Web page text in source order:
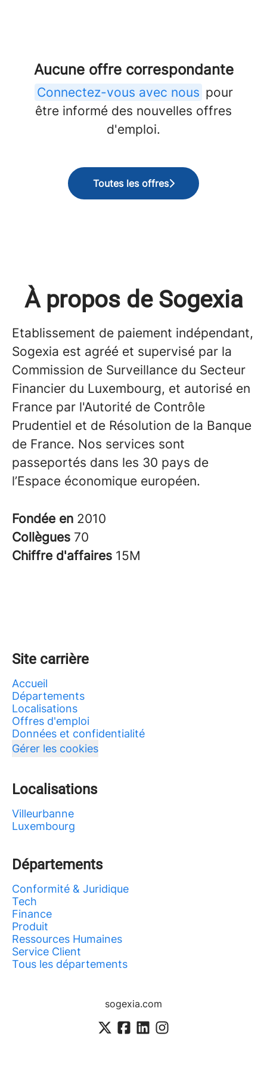
Aucune offre correspondante
Connectez-vous avec nous pour
être informé des nouvelles offres
d'emploi.
Toutes les offres
À propos de Sogexia
Etablissement de paiement indépendant,
Sogexia est agréé et supervisé par la
Commission de Surveillance du Secteur
Financier du Luxembourg, et autorisé en
France par l'Autorité de Contrôle
Prudentiel et de Résolution de la Banque
de France. Nos services sont
passeportés dans les 30 pays de
l’Espace économique européen.
Fondée en 2010
Collègues 70
Chiffre d'affaires 15M
Site carrière
Accueil
Départements
Localisations
Offres d'emploi
Données et confidentialité
Gérer les cookies
Localisations
Villeurbanne
Luxembourg
Départements
Conformité & Juridique
Tech
Finance
Produit
Ressources Humaines
Service Client
Tous les départements
sogexia.com